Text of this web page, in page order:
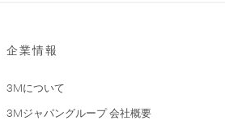
企業情報
3Mについて
3Mジャパングループ 会社概要